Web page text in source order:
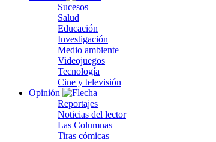
Sucesos
Salud
Educación
Investigación
Medio ambiente
Videojuegos
Tecnología
Cine y televisión
Opinión
Reportajes
Noticias del lector
Las Columnas
Tiras cómicas